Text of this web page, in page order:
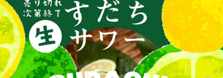
富山エリア
石川エリア
福井エリア
山梨エリア
長野エリア
岐阜エリア
静岡エリア
愛知エリア
三重エリア
滋賀エリア